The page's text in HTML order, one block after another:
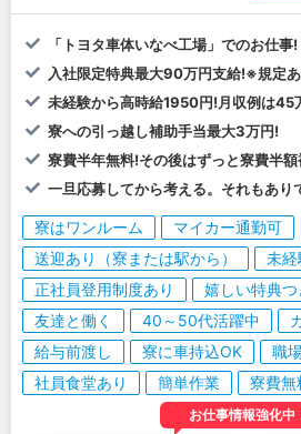
「トヨタ車体いなべ工場」でのお仕事!
入社限定特典最大90万円支給!※規定
未経験から高時給1950円!月収例は45
寮への引っ越し補助手当最大3万円!
寮費半年無料!その後はずっと寮費半額
一旦応募してから考える。それもあり
寮はワンルーム
マイカー通勤可
送迎あり（寮または駅から）
未経
正社員登用制度あり
嬉しい特典つ
友達と働く
40～50代活躍中
給与前渡し
寮に車持込OK
職
社員食堂あり
簡単作業 寮費無
お仕事情報強化中